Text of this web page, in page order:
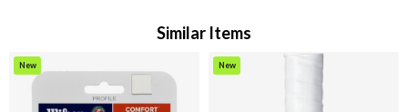
Similar Items
New
Item
New